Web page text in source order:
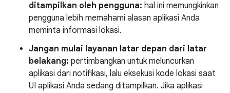
ditampilkan oleh pengguna: hal ini memungkinkan
pengguna lebih memahami alasan aplikasi Anda
meminta informasi lokasi.
Jangan mulai layanan latar depan dari latar
belakang: pertimbangkan untuk meluncurkan
aplikasi dari notifikasi, lalu eksekusi kode lokasi saat
UI aplikasi Anda sedang ditampilkan. Jika aplikasi